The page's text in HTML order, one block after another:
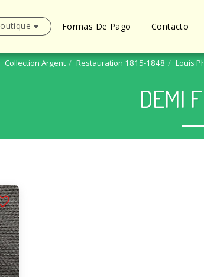
Formas De Pago Contacto
Collection Argent Restauration 1815-1848 Louis
DEMI